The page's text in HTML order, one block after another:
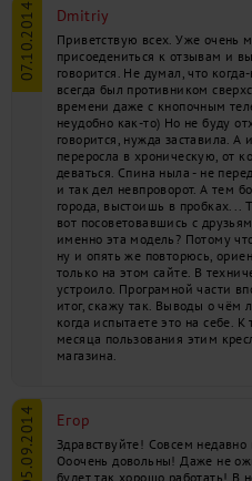
А
л
и
н
а
,
з
д
р
а
в
с
т
в
у
й
т
е
.
Р
о
л
и
к
и
в
э
т
о
м
к
р
е
с
л
е
д
о
с
т
а
т
о
ч
н
о
м
я
г
к
и
е
и
н
е
о
с
т
а
в
л
я
ю
т
н
и
к
а
к
и
х
б
о
л
е
з
н
е
н
н
ы
х
о
щ
у
щ
е
н
и
й
.
К
с
т
а
т
и
,
э
т
о
о
д
н
о
и
з
п
р
е
и
м
у
щ
е
с
т
в
"
К
а
л
и
ф
о
р
н
и
и
С
"
п
е
р
е
д
д
р
у
г
и
м
и
б
ю
д
ж
е
т
н
ы
м
и
м
о
д
е
л
я
м
и
к
р
е
с
е
л
.
В
ы
м
о
ж
е
т
е
п
о
п
р
о
б
о
в
а
т
ь
и
с
а
м
и
:
п
о
з
в
о
н
и
т
е
н
а
м
и
з
а
п
и
ш
и
т
е
с
ь
н
а
т
е
с
т
-
д
р
а
й
в
к
р
е
с
л
а
(
е
с
л
и
В
ы
в
К
и
е
в
е
).
07.10.2014 Dmitriy
Приветствую всех. Уже очень
присоедениться к отзывам и
говорится. Не думал, что
всегда был противником
времени даже с кнопочным
неудобно как-то) Но не буду
говорится, нужда заставила. А
переросла в хроническую, от
деваться. Спина ныла - не
и так дел невпроворот. А тем
города, выстоишь в пробках...
вот посоветовавшись с
именно эта модель? Потому
ну и опять же повторюсь,
только на этом сайте. В
устроило. Програмной части
итог, скажу так. Выводы о чём
когда испытаете это на себе.
месяца пользования этим
магазина.
05.09.2014 Егор
Здравствуйте! Совсем
Ооочень довольны! Даже не
будет так хорошо работать! В